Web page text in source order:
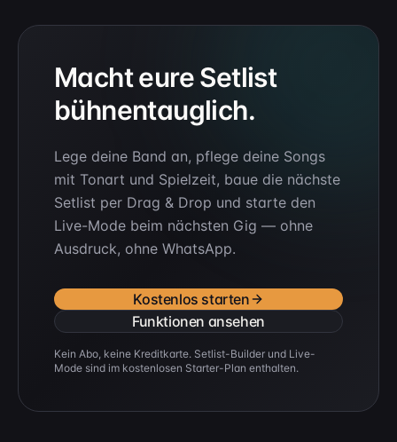
Macht eure Setlist
bühnentauglich.
Lege deine Band an, pflege deine Songs
mit Tonart und Spielzeit, baue die nächste
Setlist per Drag & Drop und starte den
Live-Mode beim nächsten Gig — ohne
Ausdruck, ohne WhatsApp.
Kostenlos starten
Funktionen ansehen
Kein Abo, keine Kreditkarte. Setlist-Builder und Live-
Mode sind im kostenlosen Starter-Plan enthalten.